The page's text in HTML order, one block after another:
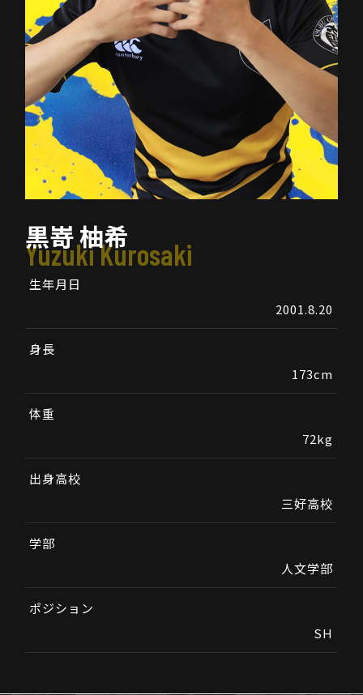
黒嵜 柚希
Yuzuki Kurosaki
生年月日
2001.8.20
身長
173cm
体重
72kg
出身高校
三好高校
学部
人文学部
ポジション
SH